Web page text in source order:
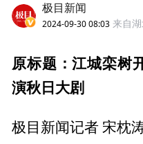
极目新闻
2024-09-30 08:03 来自
原标题：江城栾树
演秋日大剧
极目新闻记者 宋枕